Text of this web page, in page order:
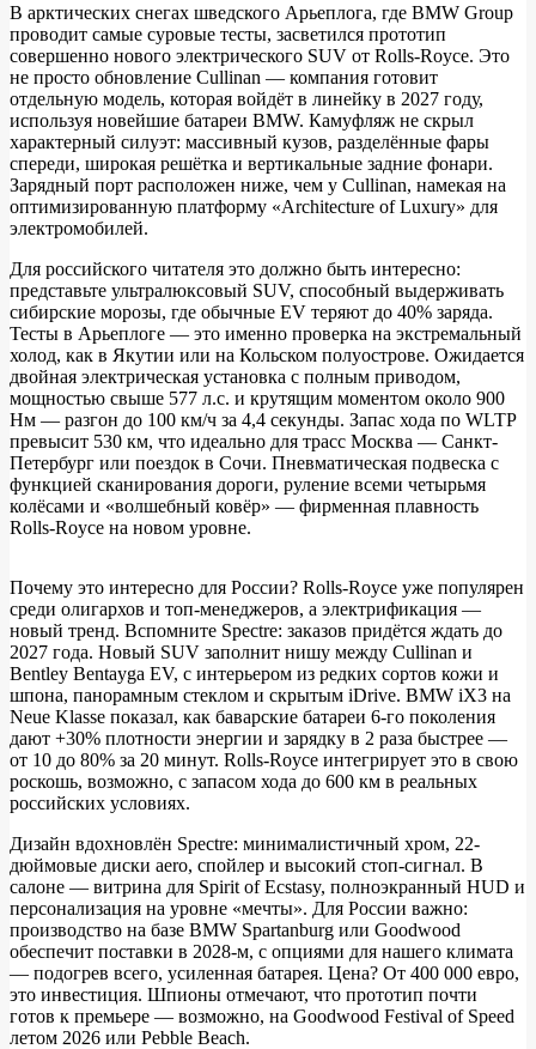
Прототип
нового
электрического
Rolls-
Royce
SUV
засветился
в
Арьеплоге
В арктических снегах шведского Арьеплога, где BMW Group
проводит самые суровые тесты, засветился прототип
совершенно нового электрического SUV от Rolls-Royce. Это
не просто обновление Cullinan — компания готовит
отдельную модель, которая войдёт в линейку в 2027 году,
используя новейшие батареи BMW. Камуфляж не скрыл
характерный силуэт: массивный кузов, разделённые фары
спереди, широкая решётка и вертикальные задние фонари.
Зарядный порт расположен ниже, чем у Cullinan, намекая на
оптимизированную платформу «Architecture of Luxury» для
электромобилей.​
Для российского читателя это должно быть интересно:
представьте ультралюксовый SUV, способный выдерживать
сибирские морозы, где обычные EV теряют до 40% заряда.
Тесты в Арьеплоге — это именно проверка на экстремальный
холод, как в Якутии или на Кольском полуострове. Ожидается
двойная электрическая установка с полным приводом,
мощностью свыше 577 л.с. и крутящим моментом около 900
Нм — разгон до 100 км/ч за 4,4 секунды. Запас хода по WLTP
превысит 530 км, что идеально для трасс Москва — Санкт-
Петербург или поездок в Сочи. Пневматическая подвеска с
функцией сканирования дороги, руление всеми четырьмя
колёсами и «волшебный ковёр» — фирменная плавность
Rolls-Royce на новом уровне.​
Почему это интересно для России? Rolls-Royce уже популярен
среди олигархов и топ-менеджеров, а электрификация —
новый тренд. Вспомните Spectre: заказов придётся ждать до
2027 года. Новый SUV заполнит нишу между Cullinan и
Bentley Bentayga EV, с интерьером из редких сортов кожи и
шпона, панорамным стеклом и скрытым iDrive. BMW iX3 на
Neue Klasse показал, как баварские батареи 6-го поколения
дают +30% плотности энергии и зарядку в 2 раза быстрее —
от 10 до 80% за 20 минут. Rolls-Royce интегрирует это в свою
роскошь, возможно, с запасом хода до 600 км в реальных
российских условиях.​
Дизайн вдохновлён Spectre: минималистичный хром, 22-
дюймовые диски aero, спойлер и высокий стоп-сигнал. В
салоне — витрина для Spirit of Ecstasy, полноэкранный HUD и
персонализация на уровне «мечты». Для России важно:
производство на базе BMW Spartanburg или Goodwood
обеспечит поставки в 2028-м, с опциями для нашего климата
— подогрев всего, усиленная батарея. Цена? От 400 000 евро,
это инвестиция. Шпионы отмечают, что прототип почти
готов к премьере — возможно, на Goodwood Festival of Speed
летом 2026 или Pebble Beach.​